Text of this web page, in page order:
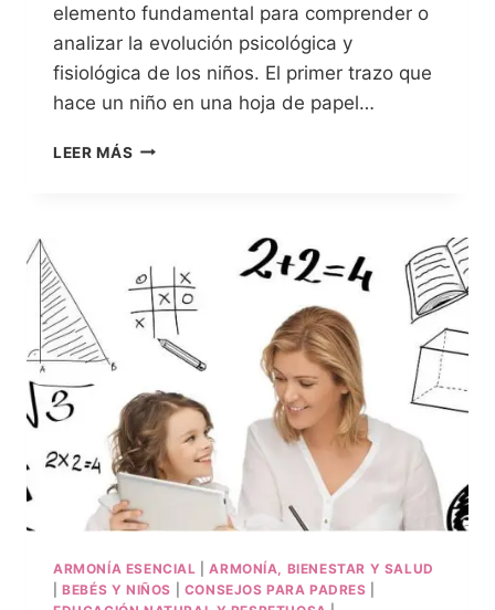
elemento fundamental para comprender o
analizar la evolución psicológica y
fisiológica de los niños. El primer trazo que
hace un niño en una hoja de papel…
LEER MÁS
ARMONÍA ESENCIAL |ARMONÍA, BIENESTAR Y SALUD
|BEBÉS Y NIÑOS CONSEJOS PARA PADRES